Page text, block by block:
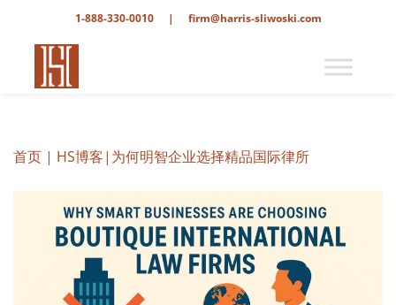
1-888-330-0010 | firm@harris-sliwoski.com
首页 | HS博客|为何明智企业选择精品国际律所